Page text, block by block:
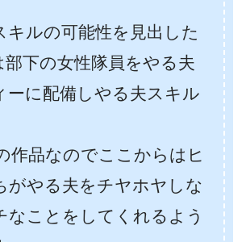
キルの可能性を見出した
部下の女性隊員をやる夫
ーに配備しやる夫スキル
作品なのでここからはヒ
がやる夫をチヤホヤしな
なことをしてくれるよう